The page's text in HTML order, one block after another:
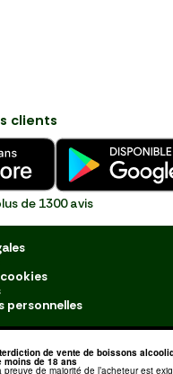
en
de
et
clients
de 1300 avis
personnelles
de vente de boissons
moins de 18 ans
preuve de majorité de l’acheteur est